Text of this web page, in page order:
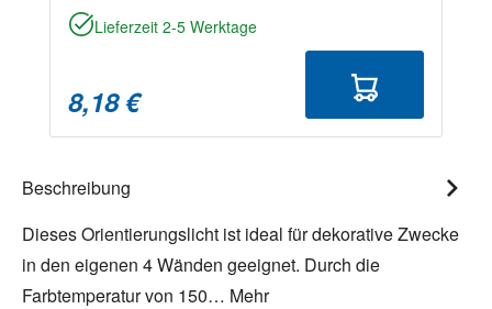
Lieferzeit 2-5 Werktage
8,18 €
Beschreibung
Dieses Orientierungslicht ist ideal für dekorative Zwecke
in den eigenen 4 Wänden geeignet. Durch die
Farbtemperatur von 150… Mehr